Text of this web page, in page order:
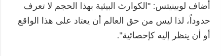
أضاف لوبينيتس: "الكوارث البيئية بهذا الحجم لا تعرف
حدوداً، لذا ليس من حق العالم أن يعتاد على هذا الواقع
أو أن ينظر إليه كإحصائية".